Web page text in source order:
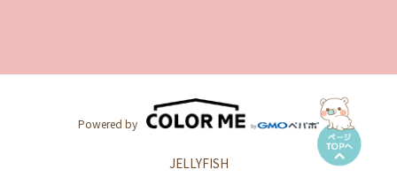
JELLYFISH
Powered by